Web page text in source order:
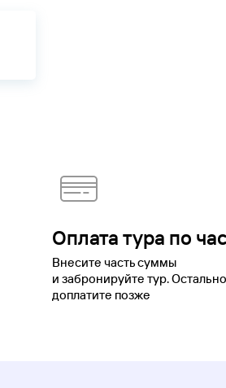
Оплата тура по
Внесите часть суммы
и забронируйте тур.
доплатите позже